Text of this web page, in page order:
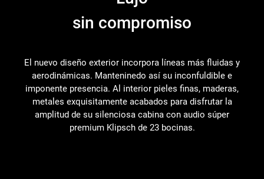
sin compromiso
El nuevo diseño exterior incorpora líneas más fluidas y
aerodinámicas. Manteninedo así su inconfuldible e
imponente presencia. Al interior pieles finas, maderas,
metales exquisitamente acabados para disfrutar la
amplitud de su silenciosa cabina con audio súper
premium Klipsch de 23 bocinas.